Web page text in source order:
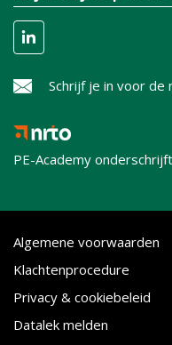
Schrijf je in voor de
PE-Academy
Algemene voorwaarden
Klachtenprocedure
Privacy & cookiebeleid
Datalek melden